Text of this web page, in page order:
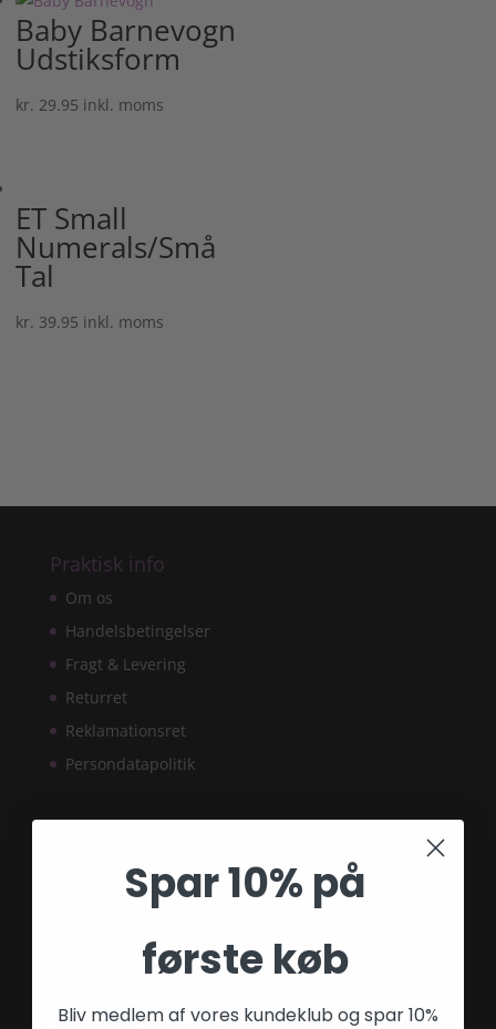
Baby Barnevogn
Udstiksform
kr. 29.95 inkl. moms
ET Small
Numerals/Små
Tal
kr. 39.95 inkl. moms
Praktisk info
Om os
Handelsbetingelser
Fragt & Levering
Returret
Reklamationsret
Persondatapolitik
Kpopland ApS
CVR 44835576Spar 10% på
første køb
Bliv medlem af vores kundeklub og spar 10%